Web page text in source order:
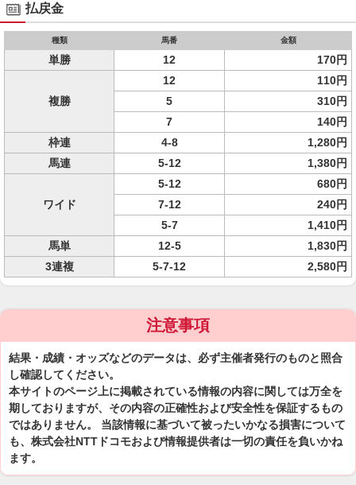
払戻金
種類 馬番 金額
単勝 12 170円
複勝
12
110円
5
310円
7
140円
枠連
4-8
1,280円
馬連
5-12 1,380円
ワイド
5-12
680円
7-12
240円
5-7
1,410円
馬単
12-5
1,830円
3連複
5-7-12 2,580円
注意事項
結果・成績・オッズなどのデータは、必ず主催者発行のものと照合
し確認してください。
本サイトのページ上に掲載されている情報の内容に関しては万全を
期しておりますが、その内容の正確性および安全性を保証するもの
ではありません。 当該情報に基づいて被ったいかなる損害について
も、株式会社NTTドコモおよび情報提供者は一切の責任を負いかね
ます。